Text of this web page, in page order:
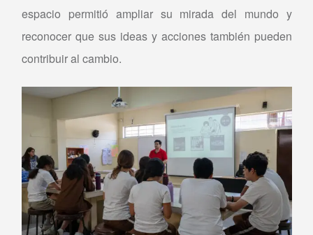
espacio permitió ampliar su mirada del mundo y
reconocer que sus ideas y acciones también pueden
contribuir al cambio.